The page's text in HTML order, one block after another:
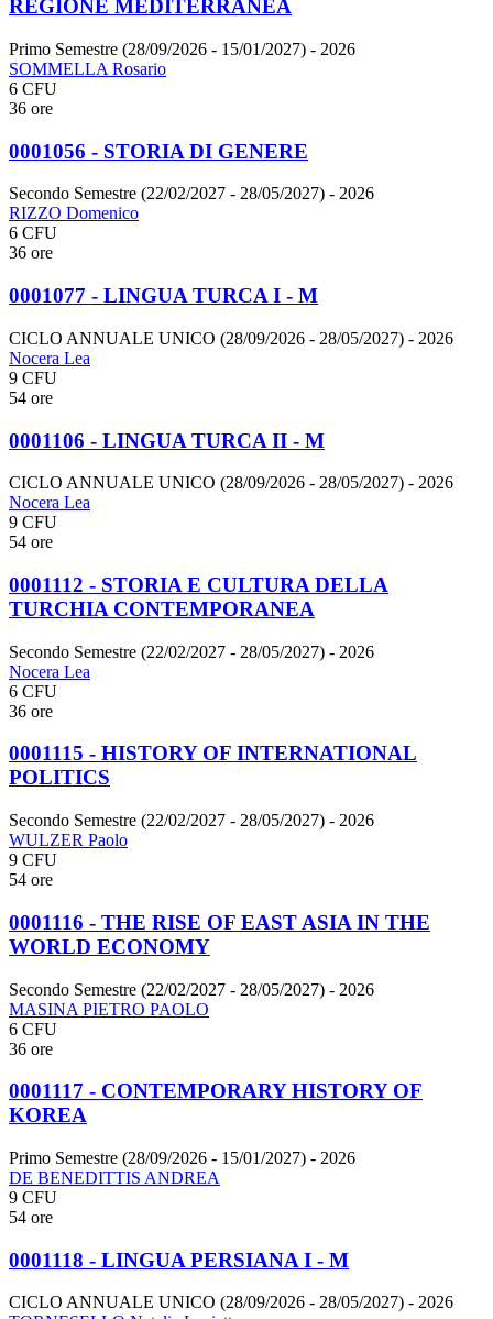
REGIONE MEDITERRANEA
Primo Semestre (28/09/2026 - 15/01/2027) - 2026
SOMMELLA Rosario
6 CFU
36 ore
0001056 - STORIA DI GENERE
Secondo Semestre (22/02/2027 - 28/05/2027) - 2026
RIZZO Domenico
6 CFU
36 ore
0001077 - LINGUA TURCA I - M
CICLO ANNUALE UNICO (28/09/2026 - 28/05/2027) - 2026
Nocera Lea
9 CFU
54 ore
0001106 - LINGUA TURCA II - M
CICLO ANNUALE UNICO (28/09/2026 - 28/05/2027) - 2026
Nocera Lea
9 CFU
54 ore
0001112 - STORIA E CULTURA DELLA
TURCHIA CONTEMPORANEA
Secondo Semestre (22/02/2027 - 28/05/2027) - 2026
Nocera Lea
6 CFU
36 ore
0001115 - HISTORY OF INTERNATIONAL
POLITICS
Secondo Semestre (22/02/2027 - 28/05/2027) - 2026
WULZER Paolo
9 CFU
54 ore
0001116 - THE RISE OF EAST ASIA IN THE
WORLD ECONOMY
Secondo Semestre (22/02/2027 - 28/05/2027) - 2026
MASINA PIETRO PAOLO
6 CFU
36 ore
0001117 - CONTEMPORARY HISTORY OF
KOREA
Primo Semestre (28/09/2026 - 15/01/2027) - 2026
DE BENEDITTIS ANDREA
9 CFU
54 ore
0001118 - LINGUA PERSIANA I - M
CICLO ANNUALE UNICO (28/09/2026 - 28/05/2027) - 2026